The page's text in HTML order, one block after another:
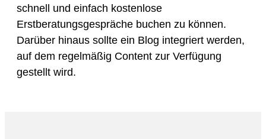
schnell und einfach kostenlose
Erstberatungsgespräche buchen zu können.
Darüber hinaus sollte ein Blog integriert werden,
auf dem regelmäßig Content zur Verfügung
gestellt wird.